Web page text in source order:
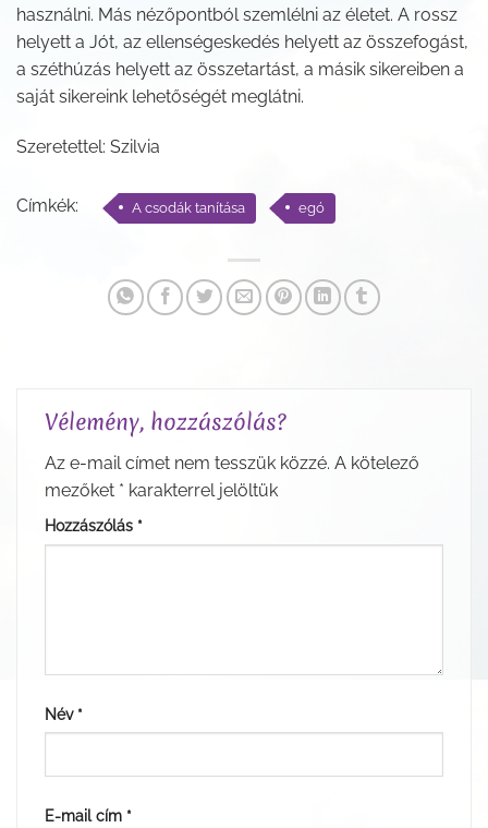
használni. Más nézőpontból szemlélni az életet. A rossz
helyett a Jót, az ellenségeskedés helyett az összefogást,
a széthúzás helyett az összetartást, a másik sikereiben a
saját sikereink lehetőségét meglátni.
Szeretettel: Szilvia
Címkék: A csodák tanítása egó
Vélemény, hozzászólás?
Az e-mail címet nem tesszük közzé. A kötelező
mezőket * karakterrel jelöltük
Hozzászólás *
Név *
E-mail cím *